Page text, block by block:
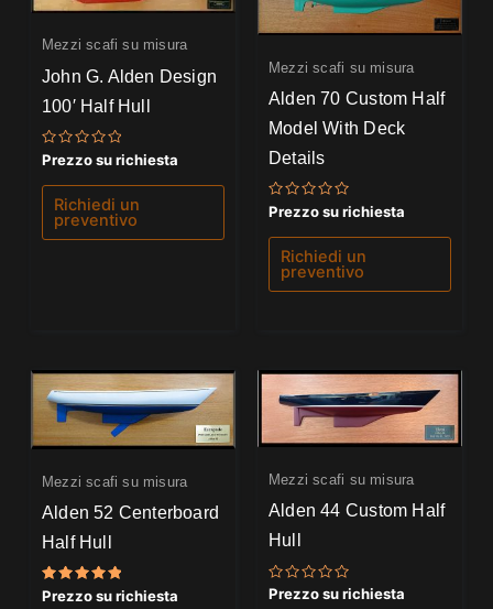
Mezzi scafi su misura
John G. Alden Design
100′ Half Hull
Valutato
0
su
Prezzo su richiesta
Richiedi un
preventivo
Mezzi scafi su misura
Alden 70 Custom Half
Model With Deck
Details
Valutato
su
Prezzo su richiesta
Richiedi un
preventivo
Mezzi scafi su misura
Alden 52 Centerboard
Half Hull
Valutato
Prezzo su richiesta
Mezzi scafi su misura
Alden 44 Custom Half
Hull
Valutato
Prezzo su richiesta